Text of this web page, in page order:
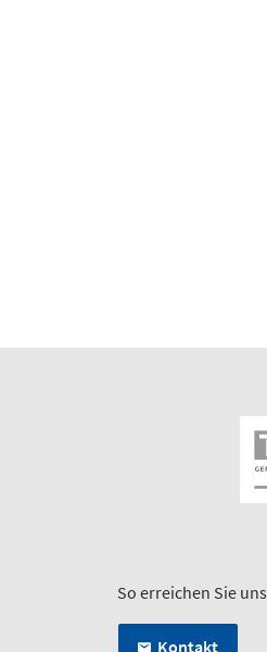
So erreichen Sie uns
Kontakt